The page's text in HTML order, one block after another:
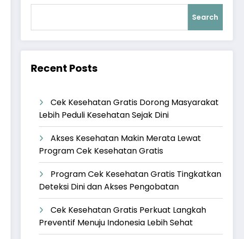
Search
Recent Posts
Cek Kesehatan Gratis Dorong Masyarakat
Lebih Peduli Kesehatan Sejak Dini
Akses Kesehatan Makin Merata Lewat
Program Cek Kesehatan Gratis
Program Cek Kesehatan Gratis Tingkatkan
Deteksi Dini dan Akses Pengobatan
Cek Kesehatan Gratis Perkuat Langkah
Preventif Menuju Indonesia Lebih Sehat